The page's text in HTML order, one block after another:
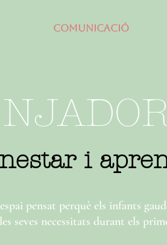
COMUNICACIÓ
i
pensat perquè els infants
seves necessitats durant els